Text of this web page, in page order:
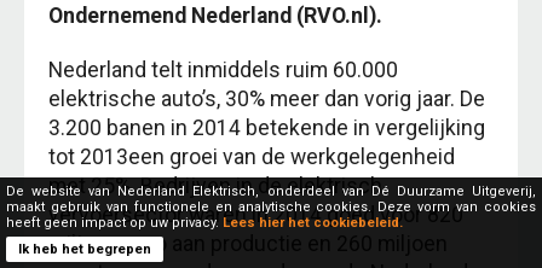
Ondernemend Nederland (RVO.nl).
Nederland telt inmiddels ruim 60.000
elektrische auto’s, 30% meer dan vorig jaar. De
3.200 banen in 2014 betekende in vergelijking
tot 2013een groei van de werkgelegenheid
met 25%. Bedrijven in de elektrisch
vervoersector waren in 2014 goed voor 820
miljoen euro aan productie en 260 miljoen
De website van Nederland Elektrisch, onderdeel van Dé Duurzame Uitgeverij,
maakt gebruik van functionele en analytische cookies. Deze vorm van cookies
heeft geen impact op uw privacy. Lees hier het cookiebeleid.
Ik heb het begrepen